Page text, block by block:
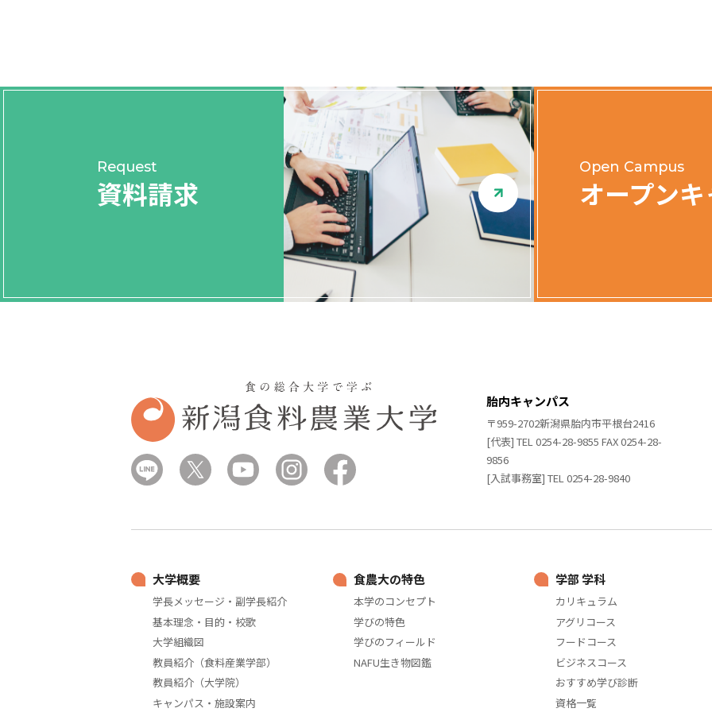
Request
資料請求
Open Campus
オープン
胎内キャンパス
〒959-2702新潟県胎内市平根台2416
[代表] TEL 0254-28-9855 FAX 0254-28-
9856
[入試事務室] TEL 0254-28-9840
大学概要
学長メッセージ・副学長紹介
基本理念・目的・校歌
大学組織図
教員紹介（食料産業学部）
教員紹介（大学院）
キャンパス・施設案内
食農大の特色
本学のコンセプト
学びの特色
学びのフィールド
NAFU生き物図鑑
学部 学科
カリキュラム
アグリコース
フードコース
ビジネスコース
おすすめ学び診断
資格一覧